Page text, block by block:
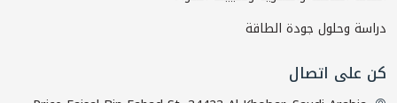
دراسة وحلول جودة الطاقة
كن على اتصال